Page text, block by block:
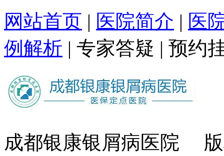
网站首页 | 医院简介 | 医
例解析 | 专家答疑 | 预约
成都银康银屑病医院 版